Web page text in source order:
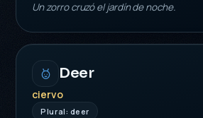
Un zorro cruzó el jardín de noche.
Deer
ciervo
Plural: deer